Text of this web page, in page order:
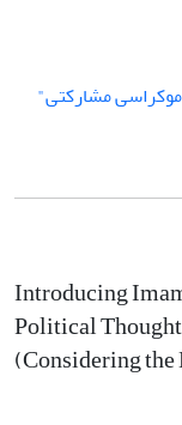
مشارکتی"
Introducing
Political
(Considering